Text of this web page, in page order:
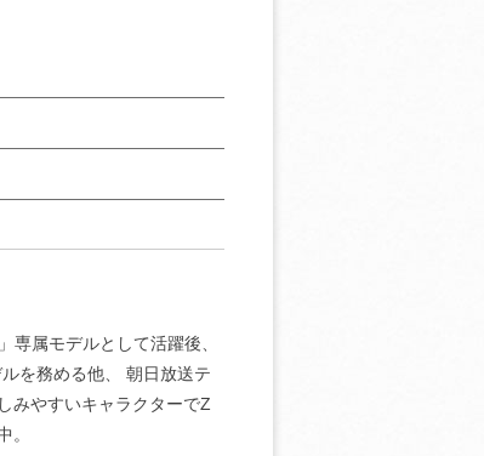
属モデルとして活躍後、
を務める他、 朝日放送テ
みやすいキャラクターでZ
。